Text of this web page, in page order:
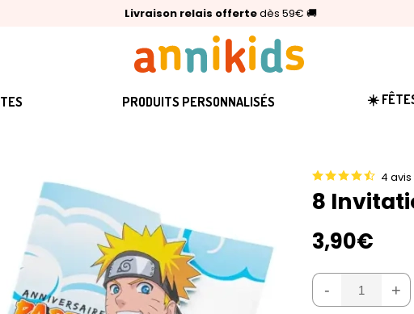
Livraison relais offertedès 59€ 🚚
🥇Palmarès Capital 2025 :Annikids N°1
⭐⭐⭐⭐⭐4,6/5(24 000 avis clients)
PRODUITS PERSONNALISÉS ☀️
4
8
3,90€
- +